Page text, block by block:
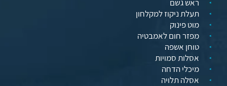
ראש גשם
תעלת ניקוז למקלחון
מוט פינוק
מפזר חום לאמבטיה
טוחן אשפה
אסלות סמויות
מיכלי הדחה
אסלה תלויה